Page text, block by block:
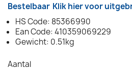
Bestelbaar Klik hier voor
HS Code: 85366990
Ean Code: 410359069229
Gewicht: 0.51kg
Aantal